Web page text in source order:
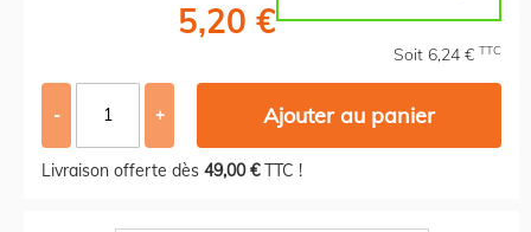
5,20 €
Soit 6,24 € TTC
- + Ajouter au panier
Livraison offerte dès 49,00 €TTC !